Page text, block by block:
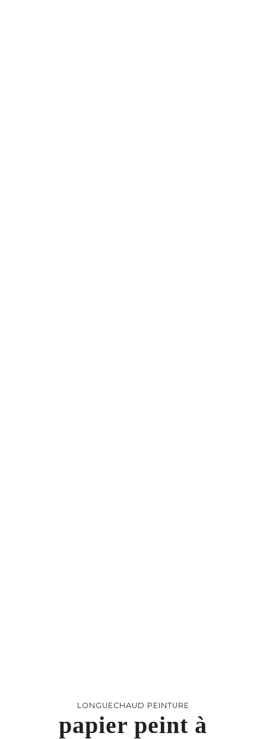
LONGUECHAUD PEINTURE
papier peint à